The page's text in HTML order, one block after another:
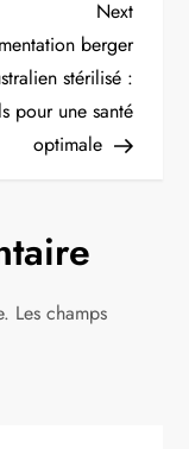
Next
Post
Next
berger
stérilisé :
pour une santé
optimale
Les champs